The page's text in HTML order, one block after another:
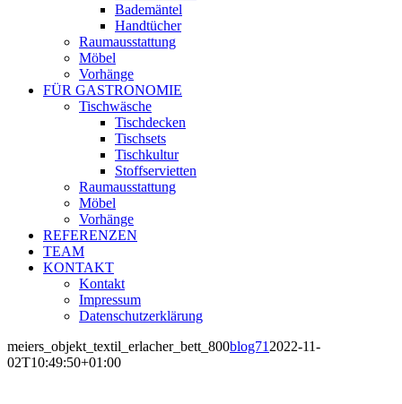
Bademäntel
Handtücher
Raumausstattung
Möbel
Vorhänge
FÜR GASTRONOMIE
Tischwäsche
Tischdecken
Tischsets
Tischkultur
Stoffservietten
Raumausstattung
Möbel
Vorhänge
REFERENZEN
TEAM
KONTAKT
Kontakt
Impressum
Datenschutzerklärung
meiers_objekt_textil_erlacher_bett_800blog71 2022-11-
02T10:49:50+01:00